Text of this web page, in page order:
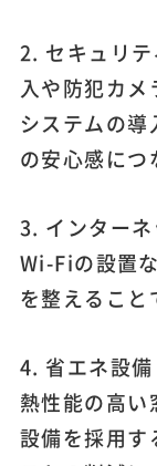
2. セキュリ
入や防犯カメ
システムの
の安心感につ
3. インター
Wi-Fiの設置
を整えること
4. 省エネ設
熱性能の高い
設備を採用す